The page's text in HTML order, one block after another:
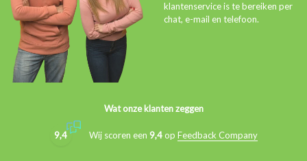
klantenservice is te bereiken per
chat, e-mail en telefoon.
Wat onze klanten zeggen
9,4 Wij scoren een 9,4op Feedback Company